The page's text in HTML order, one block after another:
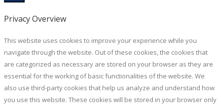
Privacy Overview
This website uses cookies to improve your experience while you
navigate through the website. Out of these cookies, the cookies that
are categorized as necessary are stored on your browser as they are
essential for the working of basic functionalities of the website. We
also use third-party cookies that help us analyze and understand how
you use this website. These cookies will be stored in your browser only